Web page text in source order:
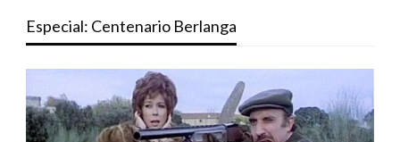
Especial: Centenario Berlanga